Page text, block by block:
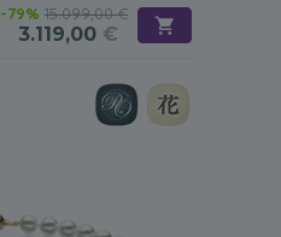
-79% 15.099,00 €
3.119,00 €